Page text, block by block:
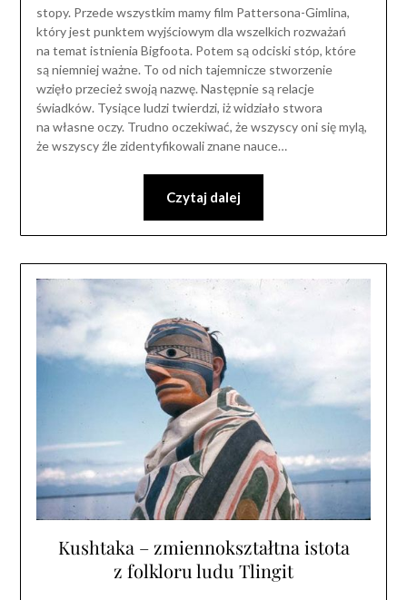
stopy. Przede wszystkim mamy film Pattersona-Gimlina,
który jest punktem wyjściowym dla wszelkich rozważań
na temat istnienia Bigfoota. Potem są odciski stóp, które
są niemniej ważne. To od nich tajemnicze stworzenie
wzięło przecież swoją nazwę. Następnie są relacje
świadków. Tysiące ludzi twierdzi, iż widziało stwora
na własne oczy. Trudno oczekiwać, że wszyscy oni się mylą,
że wszyscy źle zidentyfikowali znane nauce…
Czytaj dalej
Kushtaka – zmiennokształtna istota
z folkloru ludu Tlingit